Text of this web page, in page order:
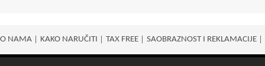
O NAMA KAKO NARUČITI TAX FREE SAOBRAZNOST I REKLAMACIJE